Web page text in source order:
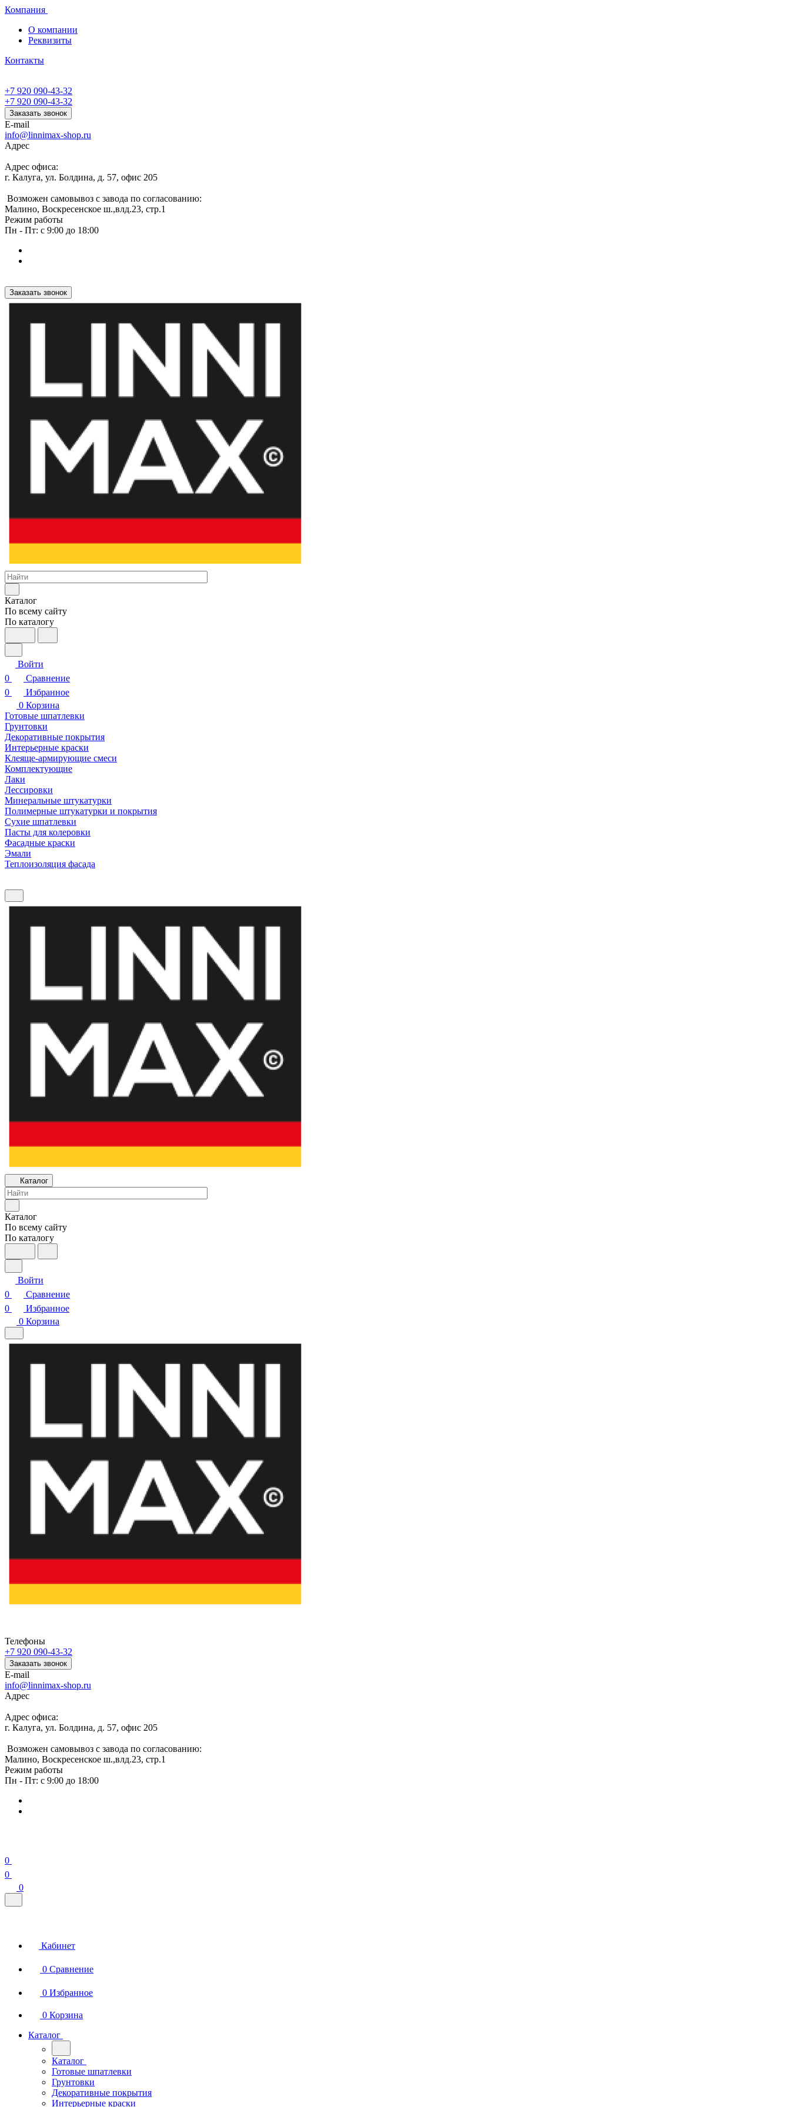
Компания
О компании
Реквизиты
Контакты
+7 920 090-43-32
+7 920 090-43-32
Заказать звонок
E-mail
info@linnimax-shop.ru
Адрес
Адрес офиса:
г. Калуга, ул. Болдина, д. 57, офис 205
Возможен самовывоз с завода по согласованию:
Малино, Воскресенское ш.,влд.23, стр.1
Режим работы
Пн - Пт: с 9:00 до 18:00
Заказать звонок
Каталог
По всему сайту
По каталогу
Войти
0
Сравнение
0
Избранное
0 Корзина
Готовые шпатлевки
Грунтовки
Декоративные покрытия
Интерьерные краски
Клеяще-армирующие смеси
Комплектующие
Лаки
Лессировки
Минеральные штукатурки
Полимерные штукатурки и покрытия
Сухие шпатлевки
Пасты для колеровки
Фасадные краски
Эмали
Теплоизоляция фасада
Каталог
Каталог
По всему сайту
По каталогу
Войти
0
Сравнение
0
Избранное
0 Корзина
Телефоны
+7 920 090-43-32
Заказать звонок
E-mail
info@linnimax-shop.ru
Адрес
Адрес офиса:
г. Калуга, ул. Болдина, д. 57, офис 205
Возможен самовывоз с завода по согласованию:
Малино, Воскресенское ш.,влд.23, стр.1
Режим работы
Пн - Пт: с 9:00 до 18:00
0
0
0
Кабинет
0 Сравнение
0 Избранное
0 Корзина
Каталог
Каталог
Готовые шпатлевки
Грунтовки
Декоративные покрытия
Интерьерные краски